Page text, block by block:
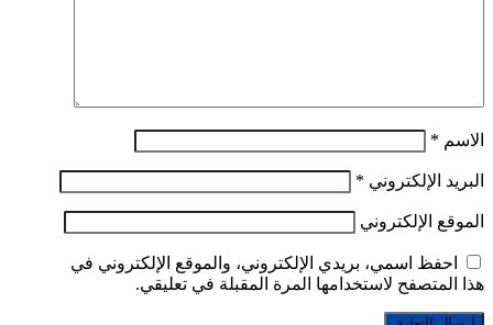
الاسم *
البريد الإلكتروني *
الموقع الإلكتروني
احفظ اسمي، بريدي الإلكتروني، والموقع الإلكتروني في
هذا المتصفح لاستخدامها المرة المقبلة في تعليقي.